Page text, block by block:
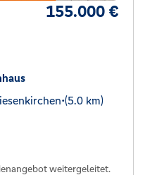
155.000 €
•(5.0 km)
weitergeleitet.